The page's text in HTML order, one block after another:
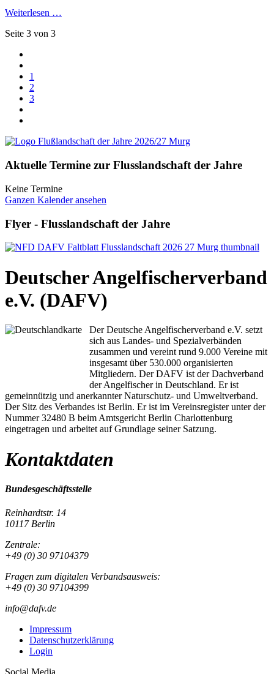
Weiterlesen …
Seite 3 von 3
1
2
3
Aktuelle Termine zur Flusslandschaft der Jahre
Keine Termine
Ganzen Kalender ansehen
Flyer - Flusslandschaft der Jahre
Deutscher Angelfischerverband
e.V. (DAFV)
Der Deutsche Angelfischerverband e.V. setzt
sich aus Landes- und Spezialverbänden
zusammen und vereint rund 9.000 Vereine mit
insgesamt über 530.000 organisierten
Mitgliedern. Der DAFV ist der Dachverband
der Angelfischer in Deutschland. Er ist
gemeinnützig und anerkannter Naturschutz- und Umweltverband.
Der Sitz des Verbandes ist Berlin. Er ist im Vereinsregister unter der
Nummer 32480 B beim Amtsgericht Berlin Charlottenburg
eingetragen und arbeitet auf Grundlage seiner Satzung.
Kontaktdaten
Bundesgeschäftsstelle
Reinhardtstr. 14
10117 Berlin
Zentrale:
+49 (0) 30 97104379
Fragen zum digitalen Verbandsausweis:
+49 (0) 30 97104399
info@dafv.de
Impressum
Datenschutzerklärung
Login